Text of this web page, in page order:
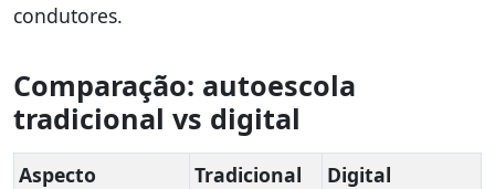
condutores.
Comparação: autoescola
tradicional vs digital
Aspecto Tradicional
Digital